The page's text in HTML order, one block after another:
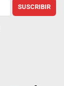
SUSCRIBIR